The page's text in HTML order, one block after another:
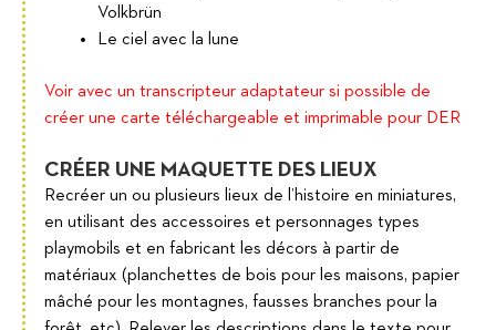
Volkbrün
Le ciel avec la lune
Voir avec un transcripteur adaptateur si possible de
créer une carte téléchargeable et imprimable pour DER
CRÉER UNE MAQUETTE DES LIEUX
Recréer un ou plusieurs lieux de l’histoire en miniatures,
en utilisant des accessoires et personnages types
playmobils et en fabricant les décors à partir de
matériaux (planchettes de bois pour les maisons, papier
mâché pour les montagnes, fausses branches pour la